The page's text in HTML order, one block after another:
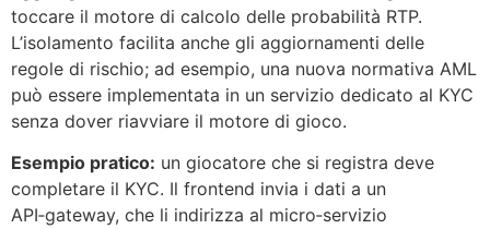
toccare il motore di calcolo delle probabilità RTP.
L’isolamento facilita anche gli aggiornamenti delle
regole di rischio; ad esempio, una nuova normativa AML
può essere implementata in un servizio dedicato al KYC
senza dover riavviare il motore di gioco.
Esempio pratico: un giocatore che si registra deve
completare il KYC. Il frontend invia i dati a un
API‑gateway, che li indirizza al micro‑servizio